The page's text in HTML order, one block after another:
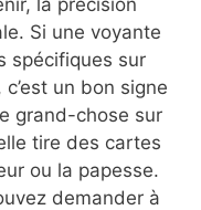
Si une voyante
spécifiques sur
un bon signe
grand-chose sur
tire des cartes
ou la papesse.
demander à